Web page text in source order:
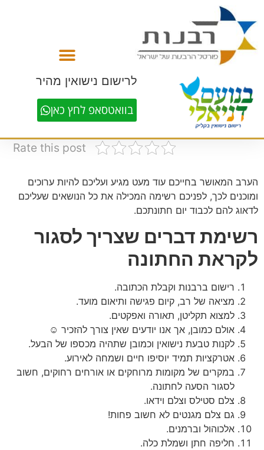
לרישום נישואין מהיר
בוואטסאפ לחץ כאן
Rate this post
הערב המאושר בחייכם עוד מעט מגיע ועליכם להיות ערוכים
ומוכנים לכך, לפניכם רשימה המכילה את כל הנושאים שעליכם
לדאוג להם לכבוד יום חתונתכם.
רשימת דברים שצריך לסגור
לקראת החתונה
רישום ברבנות וקבלת הכתובה.
מציאה של רב, קיום פגישה ותיאום מועד.
למצוא תקליטן, תאורה ואפקטים.
אולם כמובן, אך אנו יודעים שאין צורך להזכיר ☺
לקנות טבעת נישואין וכמובן שתהיה מכספו של הבעל.
אטרקציות תמיד יוסיפו חיים ושמחה לאירוע.
במקרים של מקומות מרוחקים או אורחים רחוקים, חשוב
לסגור הסעה לחתונה.
צלם סטילס וצלם וידאו.
גם צלם מגנטים לא חשוב פחות!
אלכוהול וברמנים.
חליפה חתן ושמלת כלה.